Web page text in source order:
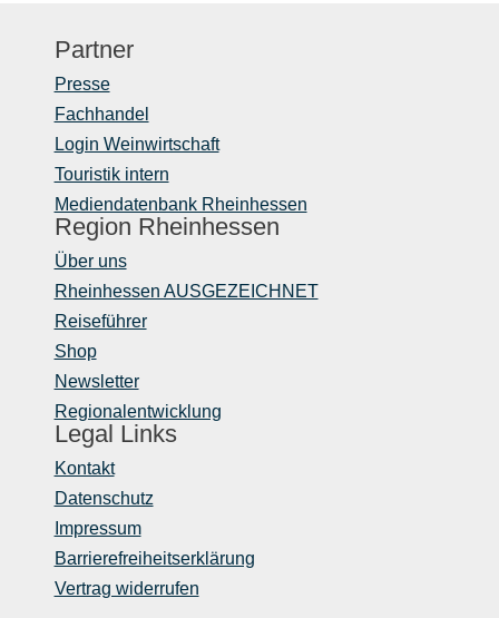
Partner
Presse
Fachhandel
Login Weinwirtschaft
Touristik intern
Mediendatenbank Rheinhessen
Region Rheinhessen
Über uns
Rheinhessen AUSGEZEICHNET
Reiseführer
Shop
Newsletter
Regionalentwicklung
Legal Links
Kontakt
Datenschutz
Impressum
Barrierefreiheitserklärung
Vertrag widerrufen